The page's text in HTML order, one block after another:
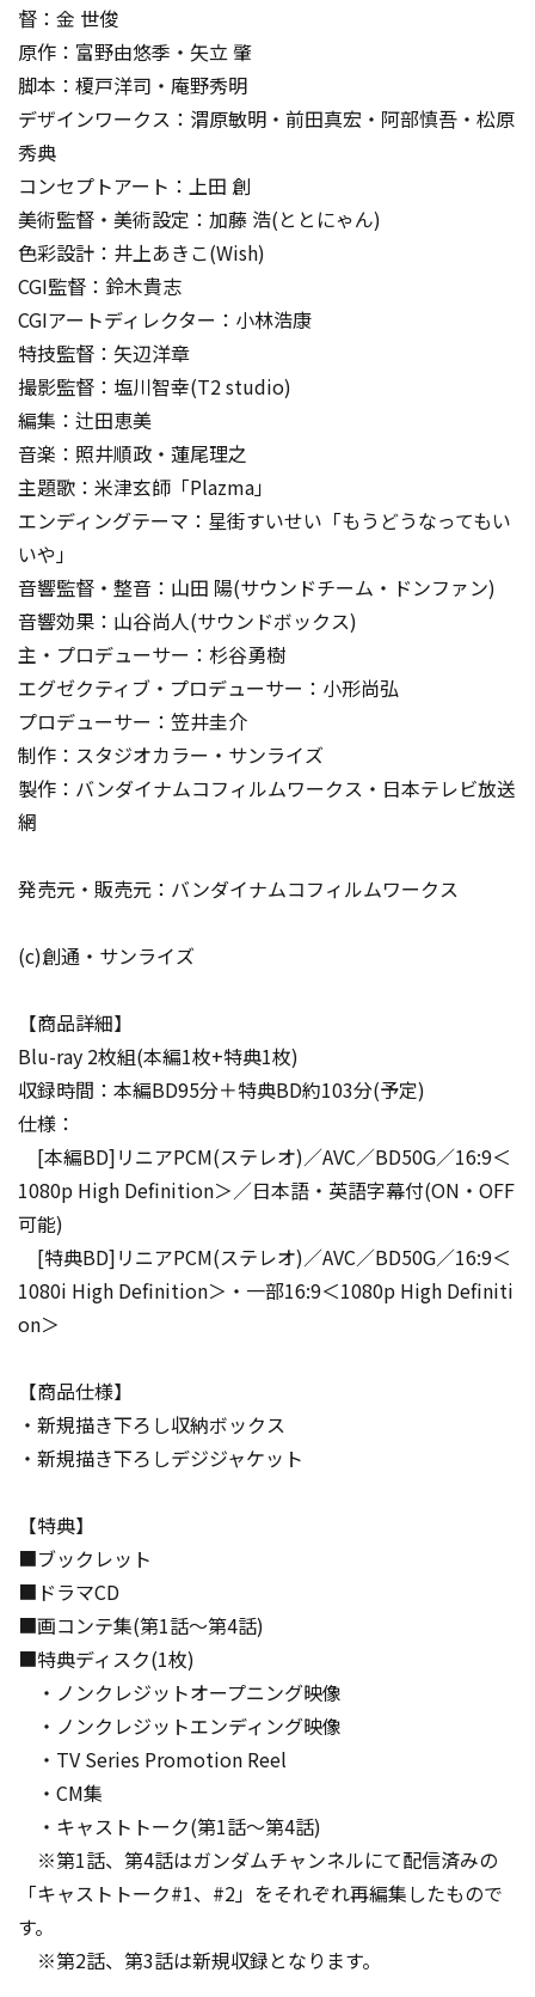
督：金 世俊
原作：富野由悠季・矢立 肇
脚本：榎戸洋司・庵野秀明
デザインワークス：渭原敏明・前田真宏・阿部慎吾・松原
秀典
コンセプトアート：上田 創
美術監督・美術設定：加藤 浩(ととにゃん)
色彩設計：井上あきこ(Wish)
CGI監督：鈴木貴志
CGIアートディレクター：小林浩康
特技監督：矢辺洋章
撮影監督：塩川智幸(T2 studio)
編集：辻田恵美
音楽：照井順政・蓮尾理之
主題歌：米津玄師「Plazma」
エンディングテーマ：星街すいせい「もうどうなってもい
いや」
音響監督・整音：山田 陽(サウンドチーム・ドンファン)
音響効果：山谷尚人(サウンドボックス)
主・プロデューサー：杉谷勇樹
エグゼクティブ・プロデューサー：小形尚弘
プロデューサー：笠井圭介
制作：スタジオカラー・サンライズ
製作：バンダイナムコフィルムワークス・日本テレビ放送
網
発売元・販売元：バンダイナムコフィルムワークス
(c)創通・サンライズ
【商品詳細】
Blu-ray 2枚組(本編1枚+特典1枚)
収録時間：本編BD95分＋特典BD約103分(予定)
仕様：
[本編BD]リニアPCM(ステレオ)／AVC／BD50G／16:9＜
1080p High Definition＞／日本語・英語字幕付(ON・OFF
可能)
[特典BD]リニアPCM(ステレオ)／AVC／BD50G／16:9＜
1080i High Definition＞・一部16:9＜1080p High Definiti
on＞
【商品仕様】
・新規描き下ろし収納ボックス
・新規描き下ろしデジジャケット
【特典】
■ブックレット
■ドラマCD
■画コンテ集(第1話～第4話)
■特典ディスク(1枚)
・ノンクレジットオープニング映像
・ノンクレジットエンディング映像
・TV Series Promotion Reel
・CM集
・キャストトーク(第1話～第4話)
※第1話、第4話はガンダムチャンネルにて配信済みの
「キャストトーク#1、#2」をそれぞれ再編集したもので
す。
※第2話、第3話は新規収録となります。